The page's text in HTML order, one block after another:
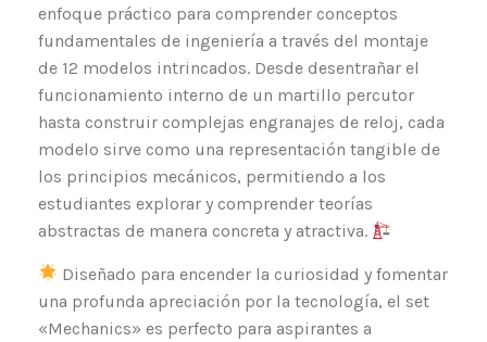
enfoque práctico para comprender conceptos
fundamentales de ingeniería a través del montaje
de 12 modelos intrincados. Desde desentrañar el
funcionamiento interno de un martillo percutor
hasta construir complejas engranajes de reloj, cada
modelo sirve como una representación tangible de
los principios mecánicos, permitiendo a los
estudiantes explorar y comprender teorías
abstractas de manera concreta y atractiva.
Diseñado para encender la curiosidad y fomentar
una profunda apreciación por la tecnología, el set
«Mechanics» es perfecto para aspirantes a